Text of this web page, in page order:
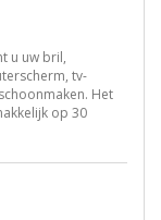
u uw bril,
tv-
Het
op 30